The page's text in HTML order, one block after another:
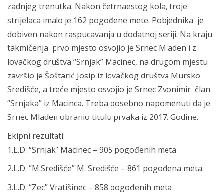
zadnjeg trenutka. Nakon četrnaestog kola, troje
strijelaca imalo je 162 pogođene mete. Pobjednika je
dobiven nakon raspucavanja u dodatnoj seriji. Na kraju
takmičenja prvo mjesto osvojio je Srnec Mladen i z
lovačkog društva “Srnjak” Macinec, na drugom mjestu
završio je Šoštarić Josip iz lovačkog društva Mursko
Središće, a treće mjesto osvojio je Srnec Zvonimir član
“Srnjaka” iz Macinca. Treba posebno napomenuti da je
Srnec Mladen obranio titulu prvaka iz 2017. Godine.
Ekipni rezultati:
1.L.D. “Srnjak” Macinec – 905 pogođenih meta
2.L.D. “M.Središće” M. Središće – 861 pogođena meta
3.L.D. “Zec” Vratišinec – 858 pogođenih meta